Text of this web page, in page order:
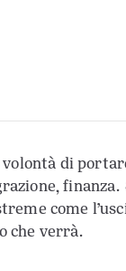
di
finanza.
come
che verrà.